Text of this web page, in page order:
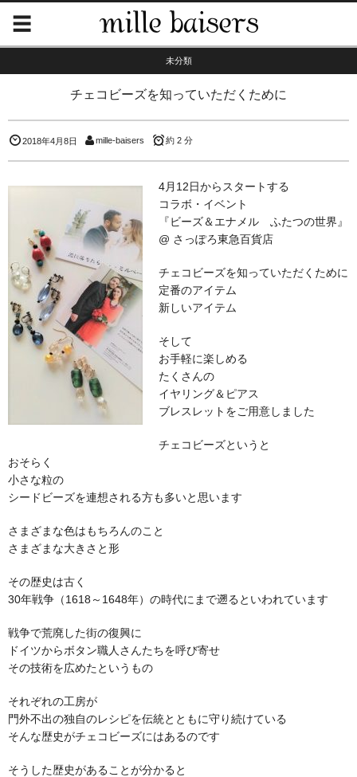
未分類
チェコビーズを知っていただくために
2018年4月8日 mille-baisers 約 2 分
4月12日からスタートする
コラボ・イベント
『ビーズ＆エナメル ふたつの世界』
@ さっぽろ東急百貨店
チェコビーズを知っていただくために
定番のアイテム
新しいアイテム
そして
お手軽に楽しめる
たくさんの
イヤリング＆ピアス
ブレスレットをご用意しました
チェコビーズというと
おそらく
小さな粒の
シードビーズを連想される方も多いと思います
さまざまな色はもちろんのこと
さまざまな大きさと形
その歴史は古く
30年戦争（1618～1648年）の時代にまで遡るといわれています
戦争で荒廃した街の復興に
ドイツからボタン職人さんたちを呼び寄せ
その技術を広めたというもの
それぞれの工房が
門外不出の独自のレシピを伝統とともに守り続けている
そんな歴史がチェコビーズにはあるのです
そうした歴史があることが分かると